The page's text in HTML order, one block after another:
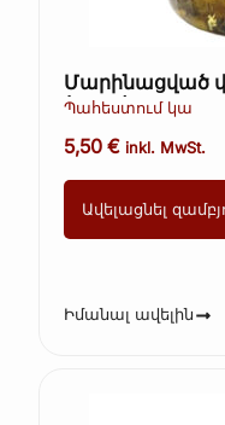
Մարինացված
(Kopie)
Պահեստում կա
5,50€ inkl. MwSt.
Ավելացնել
Իմանալ ավելին